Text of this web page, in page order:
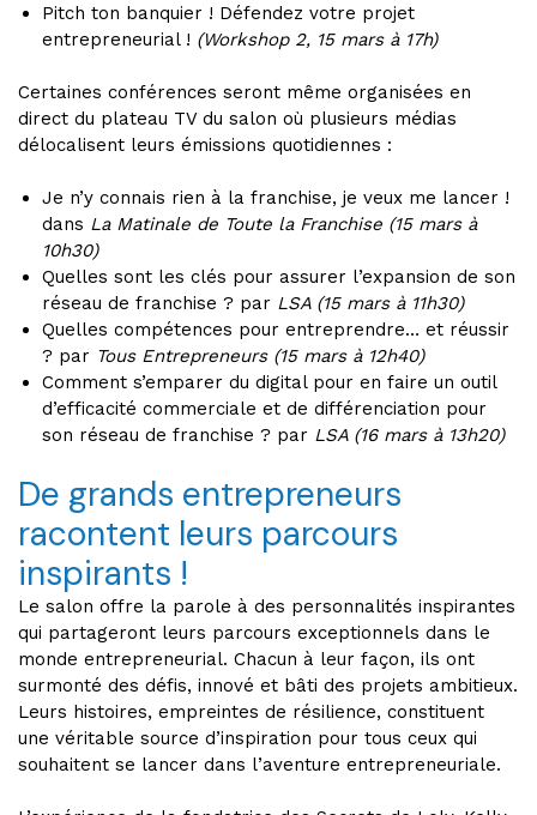
Pitch ton banquier ! Défendez votre projet
entrepreneurial ! (Workshop 2, 15 mars à 17h)
Certaines conférences seront même organisées en
direct du plateau TV du salon où plusieurs médias
délocalisent leurs émissions quotidiennes :
Je n’y connais rien à la franchise, je veux me lancer !
dans La Matinale de Toute la Franchise (15 mars à
10h30)
Quelles sont les clés pour assurer l’expansion de son
réseau de franchise ? par LSA (15 mars à 11h30)
Quelles compétences pour entreprendre… et réussir
? par Tous Entrepreneurs (15 mars à 12h40)
Comment s’emparer du digital pour en faire un outil
d’efficacité commerciale et de différenciation pour
son réseau de franchise ? par LSA (16 mars à 13h20)
De grands entrepreneurs
racontent leurs parcours
inspirants !
Le salon offre la parole à des personnalités inspirantes
qui partageront leurs parcours exceptionnels dans le
monde entrepreneurial. Chacun à leur façon, ils ont
surmonté des défis, innové et bâti des projets ambitieux.
Leurs histoires, empreintes de résilience, constituent
une véritable source d’inspiration pour tous ceux qui
souhaitent se lancer dans l’aventure entrepreneuriale.